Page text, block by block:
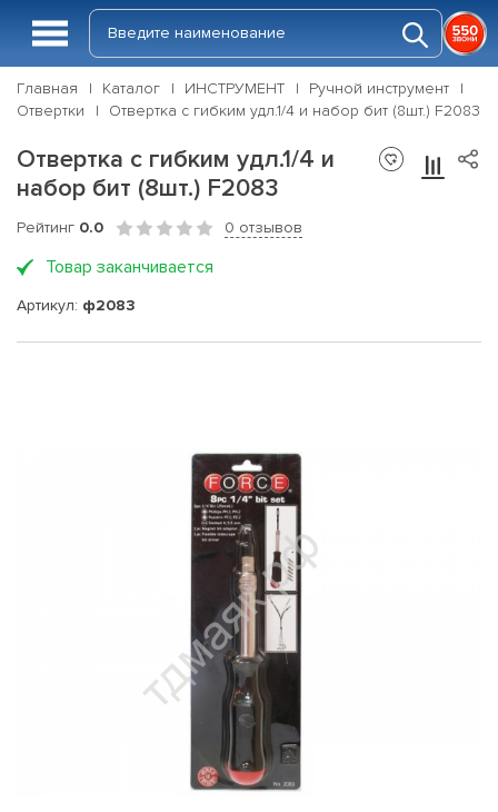
Главная Каталог ИНСТРУМЕНТ
Ручной инструмент
Отвертки
Отвертка с гибким удл.1/4 и набор бит (8шт.) F2083
Отвертка с гибким удл.1/4 и
набор бит (8шт.) F2083
Рейтинг 0.0 0 отзывов
Товар заканчивается
Артикул: ф2083